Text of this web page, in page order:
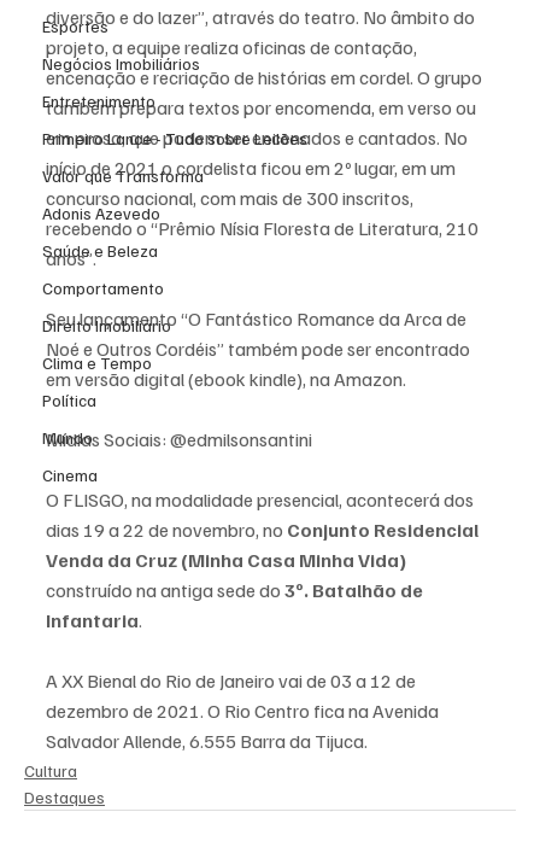
Esportes
Negócios Imobiliários
Entretenimento
Primeiro Lance - Tudo sobre Leilões
Valor que Transforma
Adonis Azevedo
Saúde e Beleza
Comportamento
Direito Imobiliário
Clima e Tempo
Política
Mundo
Cinema
diversão e do lazer”, através do teatro. No âmbito do
projeto, a equipe realiza oficinas de contação,
encenação e recriação de histórias em cordel. O grupo
também prepara textos por encomenda, em verso ou
em prosa, que podem ser encenados e cantados. No
início de 2021 o cordelista ficou em 2º lugar, em um
concurso nacional, com mais de 300 inscritos,
recebendo o “Prêmio Nísia Floresta de Literatura, 210
anos”.
Seu lançamento “O Fantástico Romance da Arca de
Noé e Outros Cordéis” também pode ser encontrado
em versão digital (ebook kindle), na Amazon.
Mídias Sociais: @edmilsonsantini
O FLISGO, na modalidade presencial, acontecerá dos
dias 19 a 22 de novembro, no Conjunto Residencial
Venda da Cruz (Minha Casa Minha Vida)
construído na antiga sede do 3º. Batalhão de
Infantaria.
A XX Bienal do Rio de Janeiro vai de 03 a 12 de
dezembro de 2021. O Rio Centro fica na Avenida
Salvador Allende, 6.555 Barra da Tijuca.
Cultura
Destaques